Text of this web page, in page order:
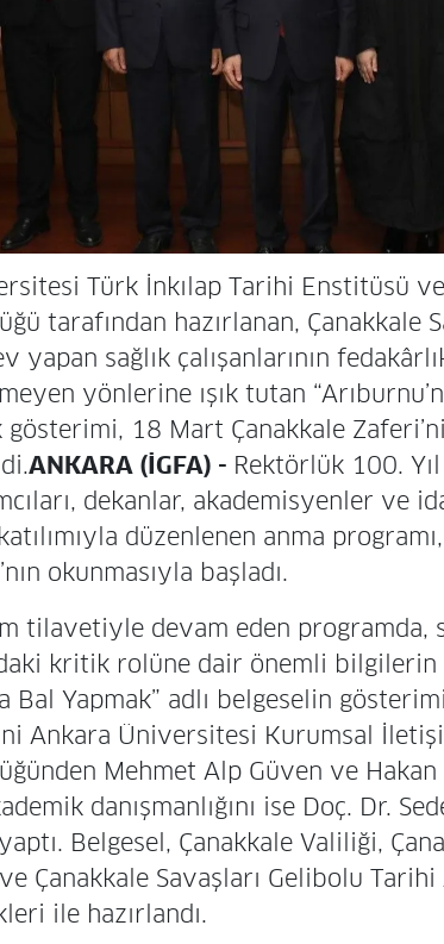
Türk İnkılap Tarihi Enstitüsü
tarafından hazırlanan, Çanakkale
yapan sağlık çalışanlarının
yönlerine ışık tutan
18 Mart Çanakkale
ANKARA (İGFA) - Rektörlük 100.
dekanlar, akademisyenler ve
düzenlenen anma
okunmasıyla başladı.
tilavetiyle devam eden programda,
kritik rolüne dair önemli bilgilerin
Bal Yapmak” adlı belgeselin
Ankara Üniversitesi Kurumsal
Mehmet Alp Güven ve Hakan
danışmanlığını ise Doç. Dr.
Belgesel, Çanakkale Valiliği,
Çanakkale Savaşları Gelibolu Tarihi
ile hazırlandı.